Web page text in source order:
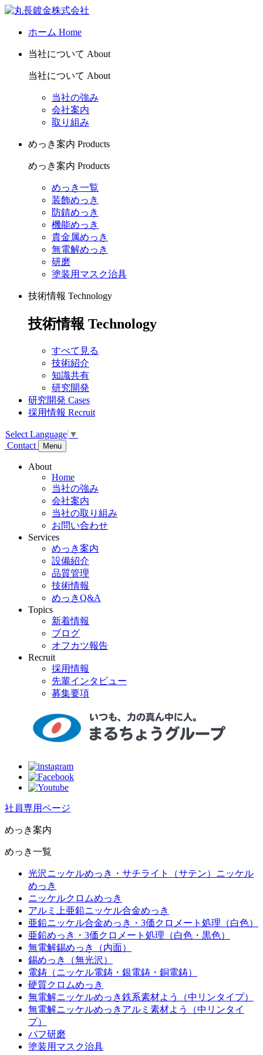
ホーム Home
当社について About
当社について About
当社の強み
会社案内
取り組み
めっき案内 Products
めっき案内 Products
めっき一覧
装飾めっき
防錆めっき
機能めっき
貴金属めっき
無電解めっき
研磨
塗装用マスク治具
技術情報 Technology
技術情報 Technology
すべて見る
技術紹介
知識共有
研究開発
研究開発 Cases
採用情報 Recruit
Select Language ▼
Contact
Menu
About
Home
当社の強み
会社案内
当社の取り組み
お問い合わせ
Services
めっき案内
設備紹介
品質管理
技術情報
めっきQ&A
Topics
新着情報
ブログ
オフカツ報告
Recruit
採用情報
先輩インタビュー
募集要項
社員専用ページ
めっき案内
めっき一覧
光沢ニッケルめっき・サチライト（サテン）ニッケル
めっき
ニッケルクロムめっき
アルミ上亜鉛ニッケル合金めっき
亜鉛ニッケル合金めっき・3価クロメート処理（白色）
亜鉛めっき・3価クロメート処理（白色・黒色）
無電解錫めっき（内面）
錫めっき（無光沢）
電鋳（ニッケル電鋳・銀電鋳・銅電鋳）
硬質クロムめっき
無電解ニッケルめっき鉄系素材よう（中リンタイプ）
無電解ニッケルめっきアルミ素材よう（中リンタイ
プ）
バフ研磨
塗装用マスク治具